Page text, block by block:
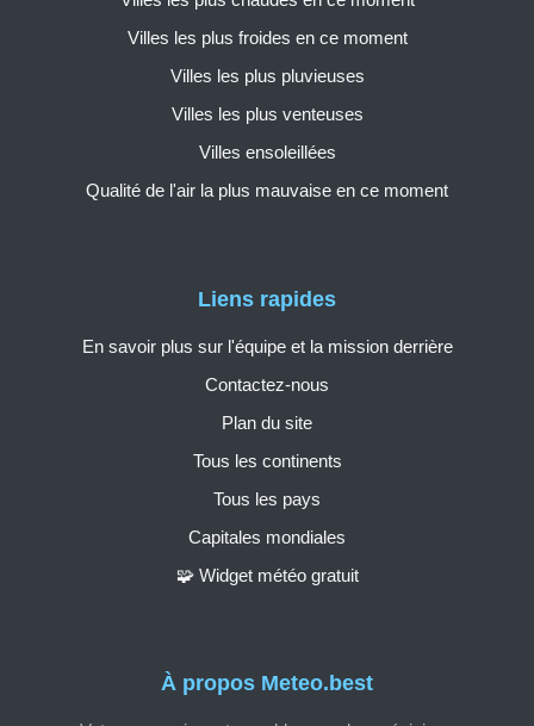
À propos Meteo.best
Liens rapides
En savoir plus sur l'équipe et la mission derrière
Contactez-nous
Plan du site
Tous les continents
Tous les pays
Capitales mondiales
🧩 Widget météo gratuit
Villes les plus froides en ce moment
Villes les plus pluvieuses
Villes les plus venteuses
Villes ensoleillées
Qualité de l'air la plus mauvaise en ce moment